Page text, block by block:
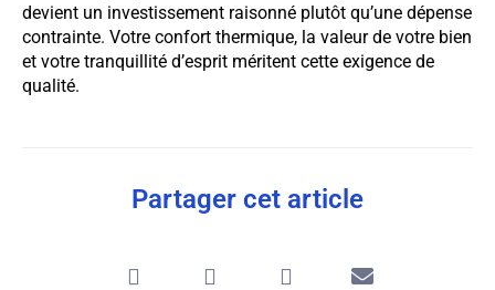
devient un investissement raisonné plutôt qu’une dépense
contrainte. Votre confort thermique, la valeur de votre bien
et votre tranquillité d’esprit méritent cette exigence de
qualité.
Partager cet article